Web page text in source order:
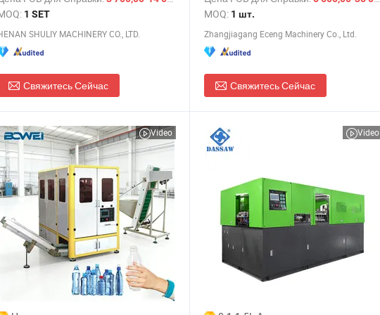
1 SET
SHULIY MACHINERY CO., LTD.
Свяжитесь Сейчас
формовочное оборудование для
бутылок, машина для производства
воды в бутылках 6000bph
MOQ: 1 шт.
Zhangjiagang Eceng Machinery Co., Ltd.
Свяжитесь Сейчас
Video Video